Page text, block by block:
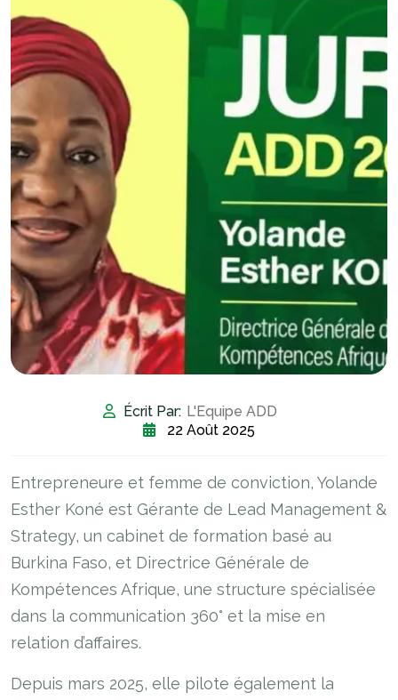
Écrit Par: L'Equipe ADD
22 Août 2025
​​Entrepreneure et femme de conviction, Yolande
Esther Koné est Gérante de Lead Management &
Strategy, un cabinet de formation basé au
Burkina Faso, et Directrice Générale de
Kompétences Afrique, une structure spécialisée
dans la communication 360° et la mise en
relation d’affaires.
Depuis mars 2025, elle pilote également la